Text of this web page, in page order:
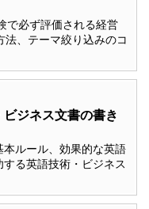
で必ず評価される経営
、テーマ絞り込みのコ
ジネス文書の書き
ルール、効果的な英語
る英語技術・ビジネス